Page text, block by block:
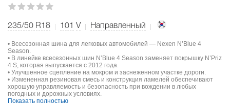
235/50 R18 101 V Направленный
• Всесезонная шина для легковых автомобилей — Nexen N’Blue 4
Season.
• В линейке всесезонных шин N’Blue 4 Season заменяет покрышку N’Priz
4 S, которая выпускается с 2012 года.
• Улучшенное сцепление на мокром и заснеженном участке дороги.
• Измененная резиновая смесь и конструкция ламелей обеспечивают
хорошую управляемость и безопасность при вождении в любых
погодных и дорожных условиях.
Показать полностью